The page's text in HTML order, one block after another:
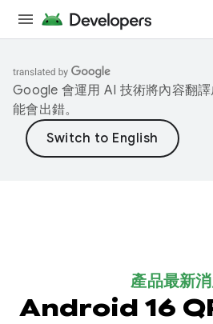
Google 會運用 AI 技術將內容翻
能會出錯。
產品最新
Android 16